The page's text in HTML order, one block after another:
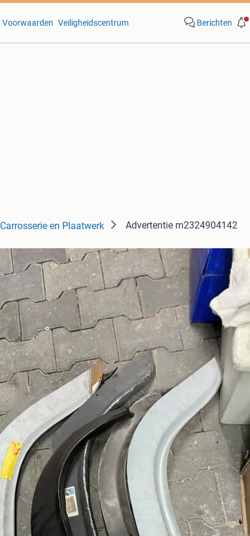
Voorwaarden Veiligheidscentrum Berichten
Carrosserie en Plaatwerk Advertentie m2324904142